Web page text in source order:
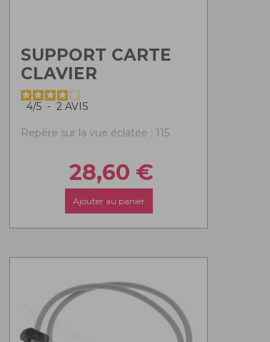
SUPPORT CARTE
CLAVIER
4/5 - 2AVIS
Repère sur la vue éclatée : 115
28,60 €
Ajouter au panier